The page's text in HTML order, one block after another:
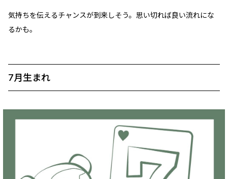
気持ちを伝えるチャンスが到来しそう。思い切れば良い流れにな
るかも。
7月生まれ